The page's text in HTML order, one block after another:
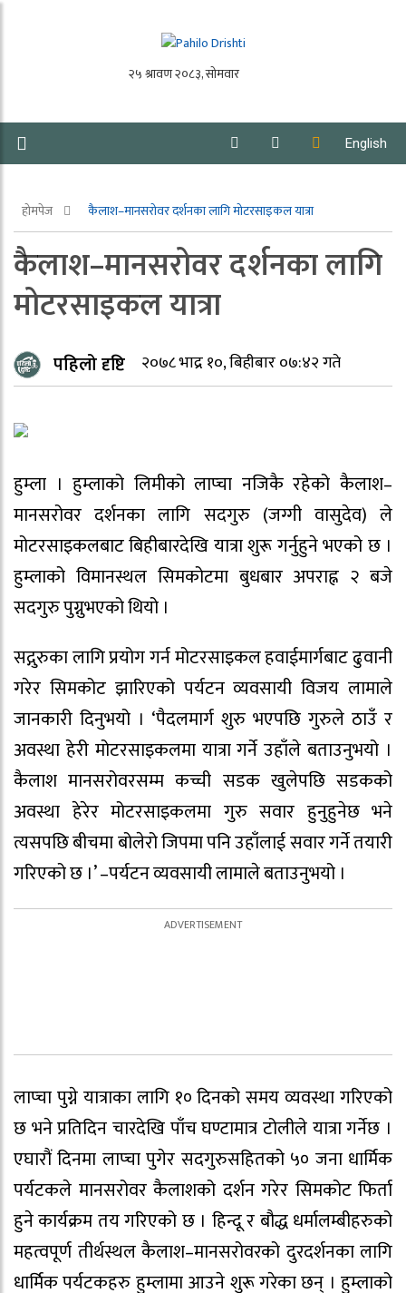
English
होमपेज कैलाश–मानसरोवर दर्शनका लागि मोटरसाइकल यात्रा
कैलाश–मानसरोवर दर्शनका लागि
मोटरसाइकल यात्रा
पहिलो दृष्टि २०७८ भाद्र १०, बिहीबार ०७:४२ गते
हुम्ला । हुम्लाको लिमीको लाप्चा नजिकै रहेको कैलाश–
मानसरोवर दर्शनका लागि सदगुरु (जग्गी वासुदेव) ले
मोटरसाइकलबाट बिहीबारदेखि यात्रा शुरू गर्नुहुने भएको छ ।
हुम्लाको विमानस्थल सिमकोटमा बुधबार अपराह्न २ बजे
सदगुरु पुग्नुभएको थियो ।
सद्गुरुका लागि प्रयोग गर्न मोटरसाइकल हवाईमार्गबाट ढुवानी
गरेर सिमकोट झारिएको पर्यटन व्यवसायी विजय लामाले
जानकारी दिनुभयो । ‘पैदलमार्ग शुरु भएपछि गुरुले ठाउँ र
अवस्था हेरी मोटरसाइकलमा यात्रा गर्ने उहाँले बताउनुभयो ।
कैलाश मानसरोवरसम्म कच्ची सडक खुलेपछि सडकको
अवस्था हेरेर मोटरसाइकलमा गुरु सवार हुनुहुनेछ भने
त्यसपछि बीचमा बोलेरो जिपमा पनि उहाँलाई सवार गर्ने तयारी
गरिएको छ ।’ –पर्यटन व्यवसायी लामाले बताउनुभयो ।
लाप्चा पुग्ने यात्राका लागि १० दिनको समय व्यवस्था गरिएको
छ भने प्रतिदिन चारदेखि पाँच घण्टामात्र टोलीले यात्रा गर्नेछ ।
एघारौं दिनमा लाप्चा पुगेर सदगुरुसहितको ५० जना धार्मिक
पर्यटकले मानसरोवर कैलाशको दर्शन गरेर सिमकोट फिर्ता
हुने कार्यक्रम तय गरिएको छ । हिन्दू र बौद्ध धर्मालम्बीहरुको
महत्वपूर्ण तीर्थस्थल कैलाश–मानसरोवरको दुरदर्शनका लागि
धार्मिक पर्यटकहरु हुम्लामा आउने शुरू गरेका छन् । हुम्लाको